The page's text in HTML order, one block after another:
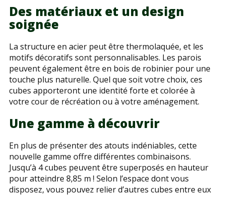
Des matériaux et un design
soignée
La structure en acier peut être thermolaquée, et les
motifs décoratifs sont personnalisables. Les parois
peuvent également être en bois de robinier pour une
touche plus naturelle. Quel que soit votre choix, ces
cubes apporteront une identité forte et colorée à
votre cour de récréation ou à votre aménagement.
Une gamme à découvrir
En plus de présenter des atouts indéniables, cette
nouvelle gamme offre différentes combinaisons.
Jusqu’à 4 cubes peuvent être superposés en hauteur
pour atteindre 8,85 m ! Selon l’espace dont vous
disposez, vous pouvez relier d’autres cubes entre eux